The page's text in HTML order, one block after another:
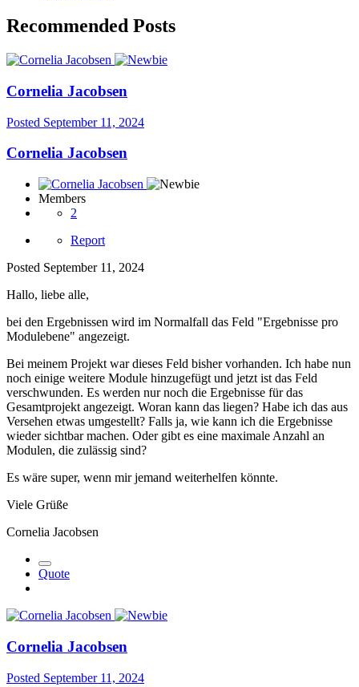
Recommended Posts
Cornelia Jacobsen
Posted September 11, 2024
Cornelia Jacobsen
Members
2
Report
Posted September 11, 2024
Hallo, liebe alle,
bei den Ergebnissen wird im Normalfall das Feld "Ergebnisse pro
Modulebene" angezeigt.
Bei meinem Projekt war dieses Feld bisher vorhanden. Ich habe nun
noch einige weitere Module hinzugefügt und jetzt ist das Feld
verschwunden. Es werden nur noch die Ergebnisse für das
Gesamtprojekt angezeigt. Woran kann das liegen? Habe ich das aus
Versehen etwas umgestellt? Falls ja, wie kann ich die Ergebnisse
wieder sichtbar machen. Oder gibt es eine maximale Anzahl an
Modulen, die zulässig sind?
Es wäre super, wenn mir jemand weiterhelfen könnte.
Viele Grüße
Cornelia Jacobsen
Quote
Cornelia Jacobsen
Posted September 11, 2024